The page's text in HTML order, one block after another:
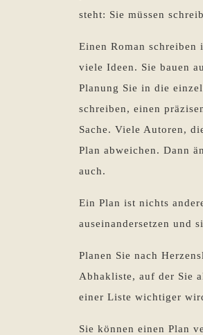
steht: Sie müssen
Einen Roman schreiben
viele Ideen. Sie bauen
Planung Sie in die
schreiben, einen
Sache. Viele Autoren,
Plan abweichen. Dann
auch.
Ein Plan ist nichts
auseinandersetzen und
Planen Sie nach
Abhakliste, auf der Sie
einer Liste wichtiger
Sie können einen Plan